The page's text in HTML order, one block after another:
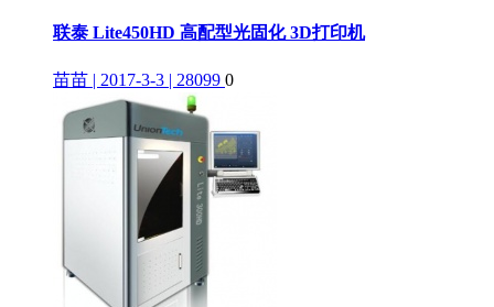
联泰 Lite450HD 高配型光固化 3D打印机
苗苗 | 2017-3-3 | 28099 0